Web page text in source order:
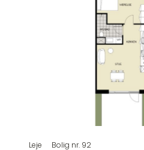
Leje Bolig nr. 92